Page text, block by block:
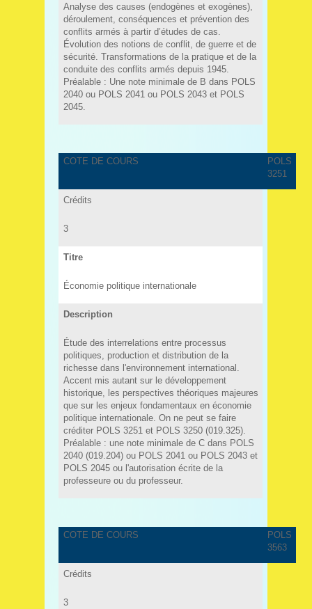
Analyse des causes (endogènes et exogènes),
déroulement, conséquences et prévention des
conflits armés à partir d’études de cas.
Évolution des notions de conflit, de guerre et de
sécurité. Transformations de la pratique et de la
conduite des conflits armés depuis 1945.
Préalable : Une note minimale de B dans POLS
2040 ou POLS 2041 ou POLS 2043 et POLS
2045.
COTE DE COURS
POLS
3251
Crédits
3
Titre
Économie politique internationale
Description
Étude des interrelations entre processus
politiques, production et distribution de la
richesse dans l'environnement international.
Accent mis autant sur le développement
historique, les perspectives théoriques majeures
que sur les enjeux fondamentaux en économie
politique internationale. On ne peut se faire
créditer POLS 3251 et POLS 3250 (019.325).
Préalable : une note minimale de C dans POLS
2040 (019.204) ou POLS 2041 ou POLS 2043 et
POLS 2045 ou l'autorisation écrite de la
professeure ou du professeur.
COTE DE COURS
POLS
3563
Crédits
3